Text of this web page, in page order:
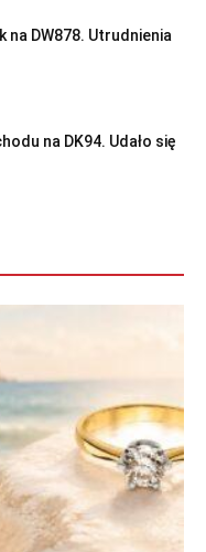
na DW878. Utrudnienia
na DK94. Udało się